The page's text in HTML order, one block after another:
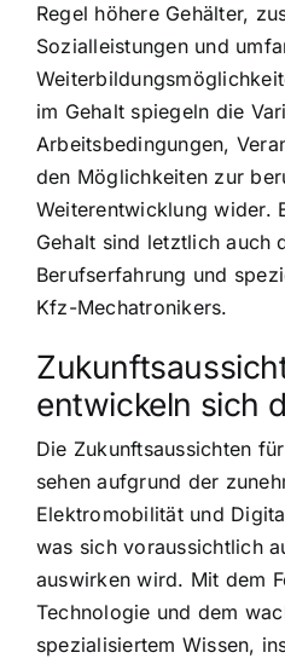
Regel höhere Gehälter,
Sozialleistungen und
im Gehalt spiegeln die
Arbeitsbedingungen,
den Möglichkeiten zur
Weiterentwicklung wider.
Gehalt sind letztlich auch
Berufserfahrung und
Kfz-Mechatronikers.
entwickeln sich
Die Zukunftsaussichten
sehen aufgrund der
Elektromobilität und
was sich voraussichtlich
auswirken wird. Mit dem
Technologie und dem
spezialisiertem Wissen,